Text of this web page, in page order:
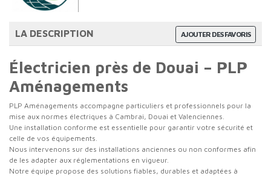
AJOUTER DES FAVORIS
LA DESCRIPTION
Électricien près de Douai – PLP
Aménagements
PLP Aménagements accompagne particuliers et professionnels pour la
mise aux normes électriques à Cambrai, Douai et Valenciennes.
Une installation conforme est essentielle pour garantir votre sécurité et
celle de vos équipements.
Nous intervenons sur des installations anciennes ou non conformes afin
de les adapter aux réglementations en vigueur.
Notre équipe propose des solutions fiables, durables et adaptées à